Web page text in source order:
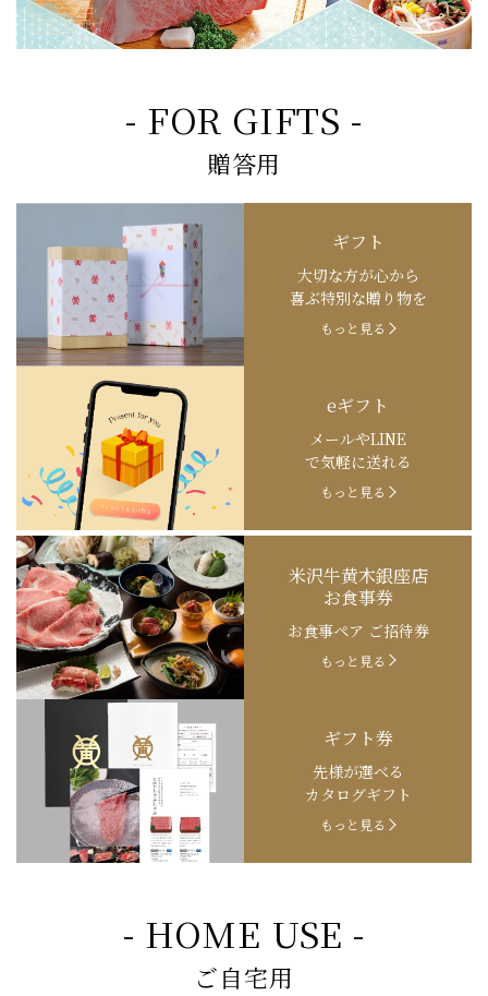
- FOR GIFTS -
贈答用
ギフト
大切な方が心から
喜ぶ特別な贈り物を
もっと見る
eギフト
メールやLINE
で気軽に送れる
もっと見る
米沢牛黄木銀座店
お食事券
お食事ペア ご招待券
もっと見る
ギフト券
先様が選べる
カタログギフト
もっと見る
- HOME USE -
ご自宅用